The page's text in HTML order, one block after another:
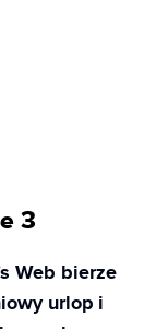
3
Web bierze
urlop i